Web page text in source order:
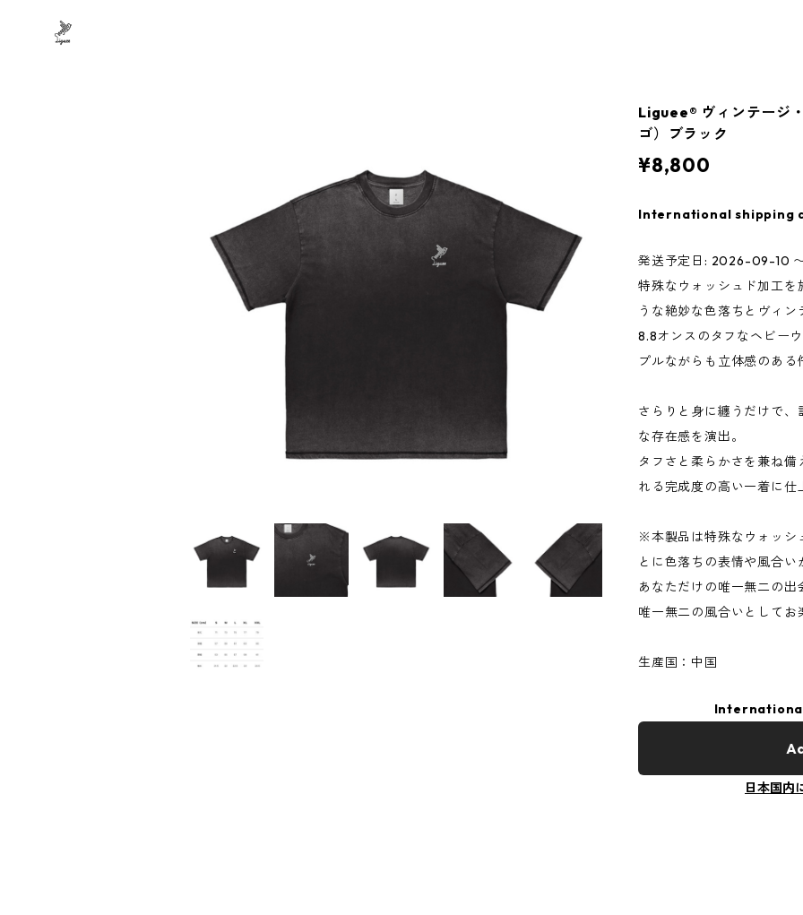
Liguee®️ ヴィンテージ
ゴ）ブラック
¥8,800
International shipping
発送予定日: 2026-09-10
特殊なウォッシュド加工
うな絶妙な色落ちとヴィ
8.8オンスのタフなヘビー
プルながらも立体感のあ
さらりと身に纏うだけで
な存在感を演出。
タフさと柔らかさを兼ね
れる完成度の高い一着に仕
※本製品は特殊なウォッシ
とに色落ちの表情や風合
あなただけの唯一無二の
唯一無二の風合いとしてお
生産国：中国
日本国内